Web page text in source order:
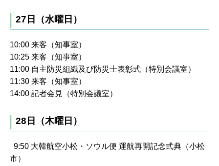
27日（水曜日）
10:00 来客（知事室）
10:25 来客（知事室）
11:00 自主防災組織及び防災士表彰式（特別会議室）
11:30 来客（知事室）
14:00 記者会見（特別会議室）
28日（木曜日）
9:50 大韓航空小松・ソウル便 運航再開記念式典（小松
市）